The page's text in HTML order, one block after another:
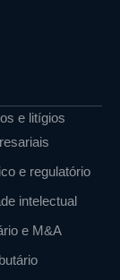
e litígios
e regulatório
intelectual
e M&A